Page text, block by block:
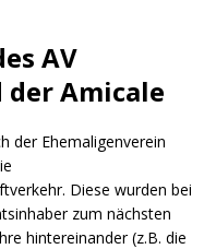
AV
der Amicale
der Ehemaligenverein
Diese wurden bei
zum nächsten
hintereinander (z.B. die